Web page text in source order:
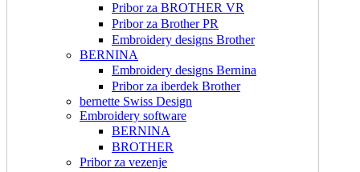
Pribor za BROTHER VR
Pribor za Brother PR
Embroidery designs Brother
BERNINA
Embroidery designs Bernina
Pribor za iberdek Brother
bernette Swiss Design
Embroidery software
BERNINA
BROTHER
Pribor za vezenje